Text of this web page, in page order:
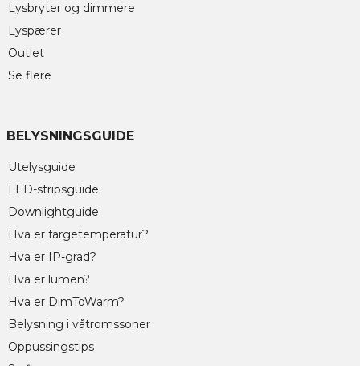
Lysbryter og dimmere
Lyspærer
Outlet
Se flere
BELYSNINGSGUIDE
Utelysguide
LED-stripsguide
Downlightguide
Hva er fargetemperatur?
Hva er IP-grad?
Hva er lumen?
Hva er DimToWarm?
Belysning i våtromssoner
Oppussingstips